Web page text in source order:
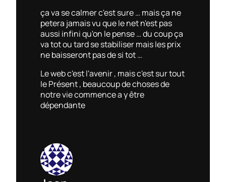
ça va se calmer c'est sure … mais ça ne
petera jamais vu que le net n'est pas
aussi infini qu'on le pense … du coup ça
va tot ou tard se stabiliser mais les prix
ne baisseront pas de si tot …
Le web c'est l'avenir , mais c'est sur tout
le Présent , beaucoup de choses de
notre vie commence a y être
dépendante